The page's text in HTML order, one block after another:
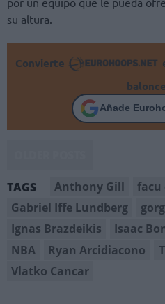
su altura.
Convierte
Añade
TAGS Anthony Gill
facu
Gabriel Iffe Lundberg
Ignas Brazdeikis
Isaac
NBA
Ryan Arcidiacono
Vlatko Cancar